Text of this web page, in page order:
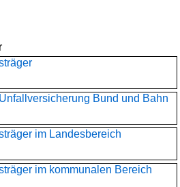
Bund und Bahn
im Landesbereich
im kommunalen Bereich